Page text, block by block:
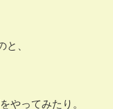
、
やってみたり。